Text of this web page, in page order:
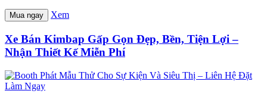
Mua ngay Xem
Xe Bán Kimbap Gấp Gọn Đẹp, Bền, Tiện Lợi –
Nhận Thiết Kế Miễn Phí